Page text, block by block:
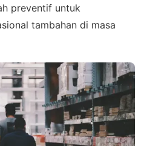
preventif untuk
tambahan di masa